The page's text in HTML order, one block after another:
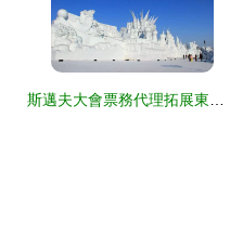
斯邁夫大會票務代理拓展東北市場 哈爾濱代理商加入，區域覆蓋逐步深化